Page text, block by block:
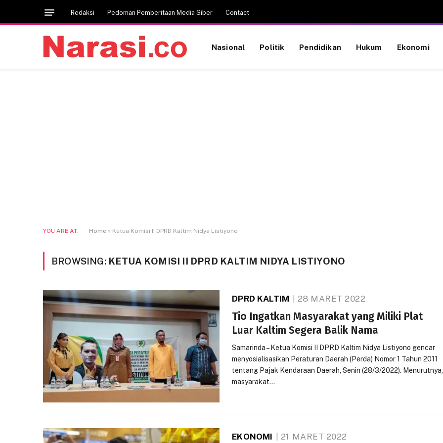
Redaksi Pedoman Pemberitaan Media Siber Contact
Nasional Politik Pendidikan Hukum Ekonomi
YOU ARE AT: Home » Ketua Komisi II DPRD Kaltim Nidya Listiyono
BROWSING: KETUA KOMISI II DPRD KALTIM NIDYA LISTIYONO
DPRD KALTIM 28 MARET 2022
Tio Ingatkan Masyarakat yang Miliki Plat
Luar Kaltim Segera Balik Nama
Samarinda – Ketua Komisi II DPRD Kaltim Nidya Listiyono gencar
menyosialisasikan Peraturan Daerah (Perda) Nomor 1 Tahun 2011
tentang Pajak Kendaraan Daerah, Senin (28/3/2022). Menurutnya,
masyarakat…
EKONOMI 21 MARET 2022